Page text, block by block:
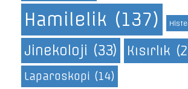
Hamilelik (137)
Jinekoloji (33) Kısırlık
Laparoskopi (14)